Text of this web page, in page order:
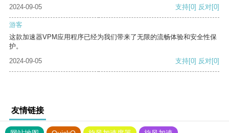
2024-09-05 支持[0] 反对[0]
游客
这款加速器VPM应用程序已经为我们带来了无限的流畅体验和安全性保
护。
2024-09-05
支持[0] 反对[0]
友情链接